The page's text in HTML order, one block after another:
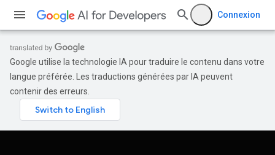
Connexion
Google utilise la technologie IA pour traduire le contenu dans votre
langue préférée. Les traductions générées par IA peuvent
contenir des erreurs.